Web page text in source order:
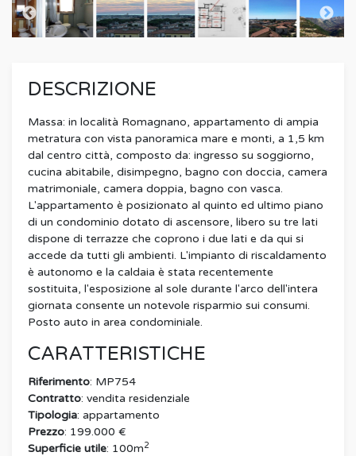
DESCRIZIONE
Massa: in località Romagnano, appartamento di ampia
metratura con vista panoramica mare e monti, a 1,5 km
dal centro città, composto da: ingresso su soggiorno,
cucina abitabile, disimpegno, bagno con doccia, camera
matrimoniale, camera doppia, bagno con vasca.
L'appartamento è posizionato al quinto ed ultimo piano
di un condominio dotato di ascensore, libero su tre lati
dispone di terrazze che coprono i due lati e da qui si
accede da tutti gli ambienti. L'impianto di riscaldamento
è autonomo e la caldaia è stata recentemente
sostituita, l'esposizione al sole durante l'arco dell'intera
giornata consente un notevole risparmio sui consumi.
Posto auto in area condominiale.
CARATTERISTICHE
Riferimento: MP754
Contratto: vendita residenziale
Tipologia: appartamento
Prezzo: 199.000 €
Superficie utile: 100m2